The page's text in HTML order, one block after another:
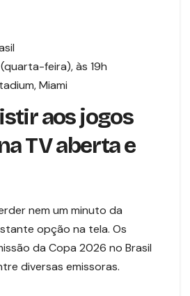
feira), às 19h
Miami
aos jogos
TV aberta e
nem um minuto da
opção na tela. Os
da Copa 2026 no Brasil
diversas emissoras.